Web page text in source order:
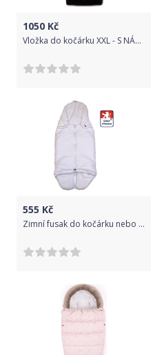
1050 Kč
Vložka do kočárku XXL - S NÁNOŽNÍKEM černá s tmavě šedou - Ivemababy
555 Kč
Zimní fusak do kočárku nebo autosedačky Dětský svět bílý